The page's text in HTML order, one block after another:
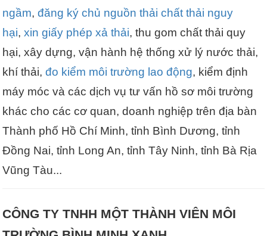
ngầm,đăng ký chủ nguồn thải chất thải nguy
hại,xin giấy phép xả thải, thu gom chất thải quy
hại, xây dựng, vận hành hệ thống xử lý nước thải,
khí thải,đo kiểm môi trường lao động, kiểm định
máy móc và các dịch vụ tư vấn hồ sơ môi trường
khác cho các cơ quan, doanh nghiệp trên địa bàn
Thành phố Hồ Chí Minh, tỉnh Bình Dương, tỉnh
Đồng Nai, tỉnh Long An, tỉnh Tây Ninh, tỉnh Bà Rịa
Vũng Tàu...
CÔNG TY TNHH MỘT THÀNH VIÊN MÔI